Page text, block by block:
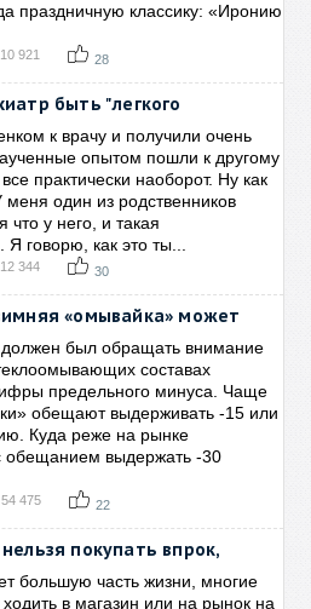
праздничную классику: «Иронию
10 921 28
быть "легкого
к врачу и получили очень
опытом пошли к другому
практически наоборот. Ну как
меня один из родственников
что у него, и такая
Я говорю, как это ты...
12 344 30
«омывайка» может
был обращать внимание
составах
предельного минуса. Чаще
обещают выдерживать -15 или
Куда реже на рынке
обещанием выдержать -30
54 475 22
покупать впрок,
большую часть жизни, многие
в магазин или на рынок на